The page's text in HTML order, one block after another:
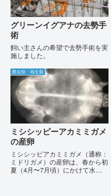
グリーンイグアナの去勢手
術
飼い主さんの希望で去勢手術を実
施しました。
爬虫類・両生類
ミシシッピーアカミミガメ
の産卵
ミシシッピアカミミガメ（通称：
ミドリガメ）の産卵は、春から初
夏（4月〜7月頃）にかけて水辺